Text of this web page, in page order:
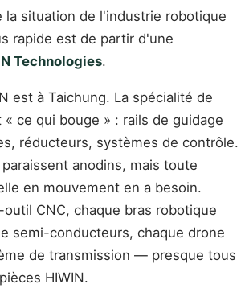
la situation de l'industrie robotique
rapide est de partir d'une
Technologies.
est à Taichung. La spécialité de
ce qui bouge » : rails de guidage
réducteurs, systèmes de contrôle.
anodins, mais toute
en mouvement en a besoin.
CNC, chaque bras robotique
semi-conducteurs, chaque drone
de transmission — presque tous
HIWIN.